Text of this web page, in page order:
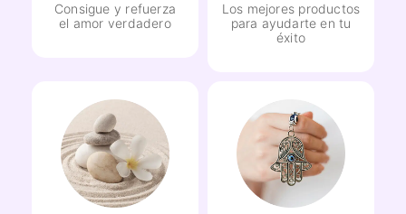
Consigue y refuerza
el amor verdadero
Los mejores productos
para ayudarte en tu
éxito